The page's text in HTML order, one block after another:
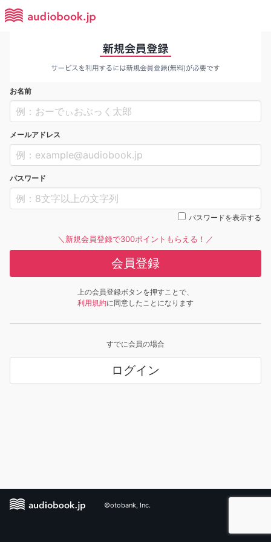
お名前
メールアドレス
パスワード
パスワードを表示する
＼新規会員登録で300ポイントもらえる！／
会員登録
上の会員登録ボタンを押すことで、
利用規約に同意したことになります
すでに会員の場合
ログイン
©otobank, Inc.